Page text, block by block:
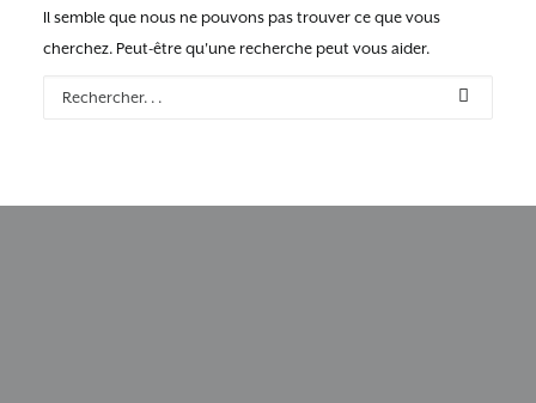
Il semble que nous ne pouvons pas trouver ce que vous
cherchez. Peut-être qu'une recherche peut vous aider.